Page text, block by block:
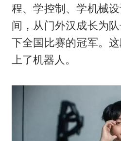
程、学控制、学机械
间，从门外汉成长为
下全国比赛的冠军。
上了机器人。